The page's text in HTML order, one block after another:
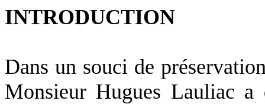
INTRODUCTION
Dans un souci de
Monsieur Hugues Lauliac